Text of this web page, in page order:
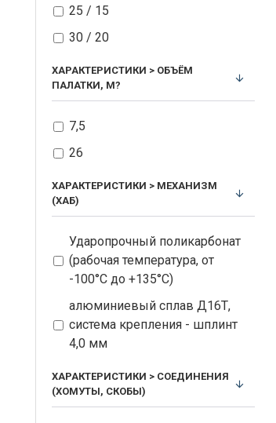
25 / 15
30 / 20
ХАРАКТЕРИСТИКИ > ОБЪЁМ
ПАЛАТКИ, М?
7,5
26
ХАРАКТЕРИСТИКИ > МЕХАНИЗМ
(ХАБ)
Ударопрочный поликарбонат
(рабочая температура, от
-100°С до +135°С)
алюминиевый сплав Д16Т,
система крепления - шплинт
4,0 мм
ХАРАКТЕРИСТИКИ > СОЕДИНЕНИЯ
(ХОМУТЫ, СКОБЫ)